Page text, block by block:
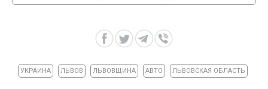
УКРАИНА ЛЬВОВ ЛЬВОВЩИНА АВТО ЛЬВОВСКАЯ ОБЛАСТЬ